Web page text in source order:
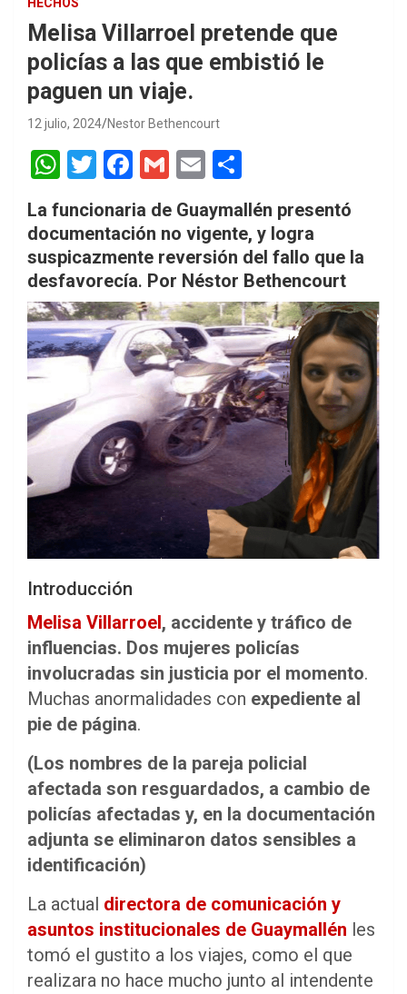
Melisa Villarroel pretende que
policías a las que embistió le
paguen un viaje.
12 julio, 2024 Nestor Bethencourt
W
at
s
A
p
p
T
tt
er
F
a
ce
b
o
o
k
G
m
ail
E
ail
h
ar
e
La funcionaria de Guaymallén presentó
documentación no vigente, y logra
suspicazmente reversión del fallo que la
desfavorecía. Por Néstor Bethencourt
Introducción
Melisa Villarroel, accidente y tráfico de
influencias. Dos mujeres policías
involucradas sin justicia por el momento.
Muchas anormalidades con expediente al
pie de página.
(Los nombres de la pareja policial
afectada son resguardados, a cambio de
policías afectadas y, en la documentación
adjunta se eliminaron datos sensibles a
identificación)
La actual directora de comunicación y
asuntos institucionales de Guaymallén les
tomó el gustito a los viajes, como el que
realizara no hace mucho junto al intendente